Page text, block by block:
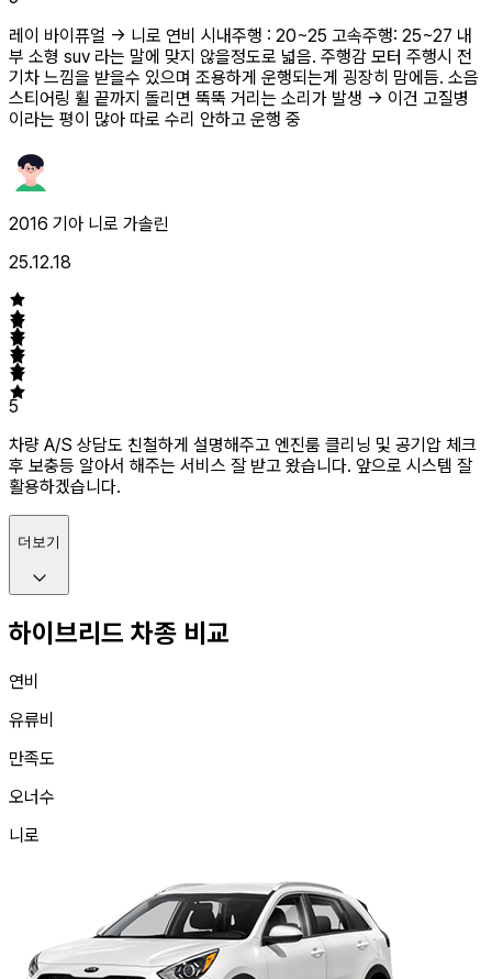
레이 바이퓨얼 -> 니로 연비 시내주행 : 20~25 고속주행: 25~27 내
부 소형 suv 라는 말에 맞지 않을정도로 넓음. 주행감 모터 주행시 전
기차 느낌을 받을수 있으며 조용하게 운행되는게 굉장히 맘에듬. 소음
스티어링 휠 끝까지 돌리면 뚝뚝 거리는 소리가 발생 -> 이건 고질병
이라는 평이 많아 따로 수리 안하고 운행 중
2016 기아 니로 가솔린
25.12.18
5
차량 A/S 상담도 친철하게 설명해주고 엔진룸 클리닝 및 공기압 체크
후 보충등 알아서 해주는 서비스 잘 받고 왔습니다. 앞으로 시스템 잘
활용하겠습니다.
더보기
하이브리드 차종 비교
연비
유류비
만족도
오너수
니로